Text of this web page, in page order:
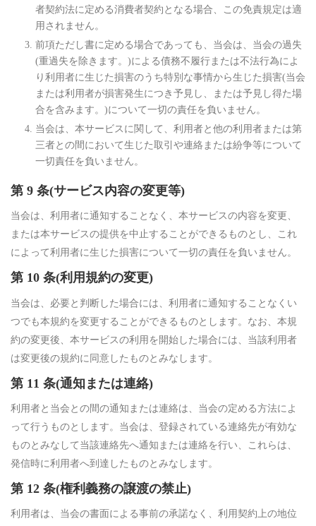
者契約法に定める消費者契約となる場合、この免責規定は適
用されません。
前項ただし書に定める場合であっても、当会は、当会の過失
(重過失を除きます。)による債務不履行または不法行為によ
り利用者に生じた損害のうち特別な事情から生じた損害(当会
または利用者が損害発生につき予見し、または予見し得た場
合を含みます。)について一切の責任を負いません。
当会は、本サービスに関して、利用者と他の利用者または第
三者との間において生じた取引や連絡または紛争等について
一切責任を負いません。
第 9 条(サービス内容の変更等)
当会は、利用者に通知することなく、本サービスの内容を変更、
または本サービスの提供を中止することができるものとし、これ
によって利用者に生じた損害について一切の責任を負いません。
第 10 条(利用規約の変更)
当会は、必要と判断した場合には、利用者に通知することなくい
つでも本規約を変更することができるものとします。なお、本規
約の変更後、本サービスの利用を開始した場合には、当該利用者
は変更後の規約に同意したものとみなします。
第 11 条(通知または連絡)
利用者と当会との間の通知または連絡は、当会の定める方法によ
って行うものとします。当会は、登録されている連絡先が有効な
ものとみなして当該連絡先へ通知または連絡を行い、これらは、
発信時に利用者へ到達したものとみなします。
第 12 条(権利義務の譲渡の禁止)
利用者は、当会の書面による事前の承諾なく、利用契約上の地位